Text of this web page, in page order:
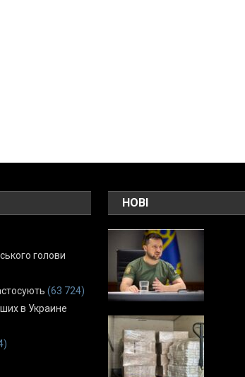
голови
(63 724)
в Украине
НОВІ